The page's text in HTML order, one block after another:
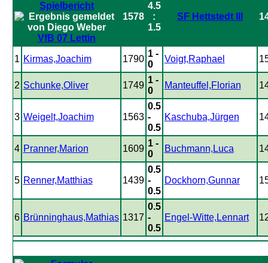
VfB 07 Lettin
1578
4.5
:
1.5
SF Hettstedt III
1 Kirmas,Joachim 1790
1 -
0
Voigt,Raphael
2 Schunke,Oliver 1749
1 -
0
Manteuffel,Florian
3 Weigelt,Joachim 1563
0.5
-
0.5
Kaschuba,Jürgen
4 Pranner,Marion 1609
1 -
0
Buchmann,Luca
5 Renner,Matthias 1439
0.5
-
0.5
Dockhorn,Gunnar
6 Brünninghaus,Mathias 1317
0.5
-
0.5
Engel-Witte,Lennart